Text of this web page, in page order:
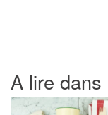
A lire dans